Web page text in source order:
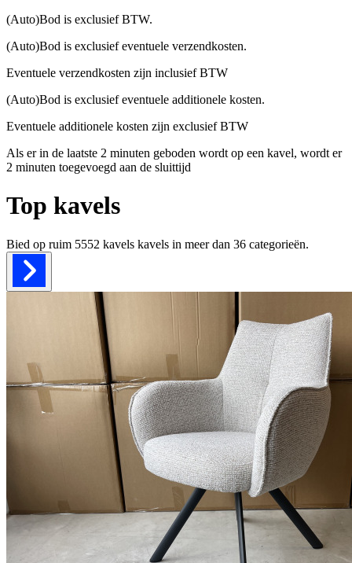
(Auto)Bod is exclusief BTW.
(Auto)Bod is exclusief eventuele verzendkosten.
Eventuele verzendkosten zijn inclusief BTW
(Auto)Bod is exclusief eventuele additionele kosten.
Eventuele additionele kosten zijn exclusief BTW
Als er in de laatste 2 minuten geboden wordt op een kavel, wordt er
2 minuten toegevoegd aan de sluittijd
Top kavels
Bied op ruim 5552 kavels kavels in meer dan 36 categorieën.